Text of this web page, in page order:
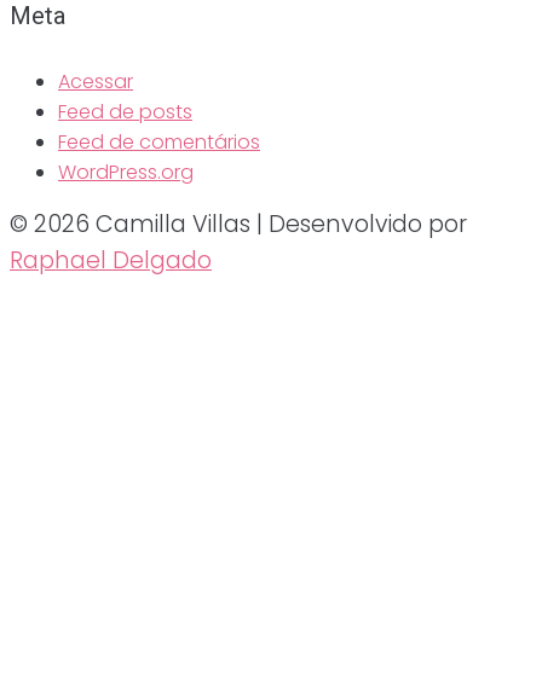
Meta
Acessar
Feed de posts
Feed de comentários
WordPress.org
© 2026 Camilla Villas | Desenvolvido por
Raphael Delgado